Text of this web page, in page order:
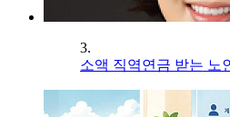
3.
소액 직역연금 받는 노